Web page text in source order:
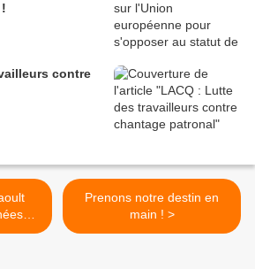
contre
video
Prenons notre destin en
main ! >